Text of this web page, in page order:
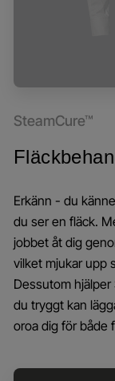
SteamCure™
Erkänn - du
du ser en fläck.
jobbet åt dig
vilket mjukar upp
Dessutom
du tryggt kan
oroa dig för både